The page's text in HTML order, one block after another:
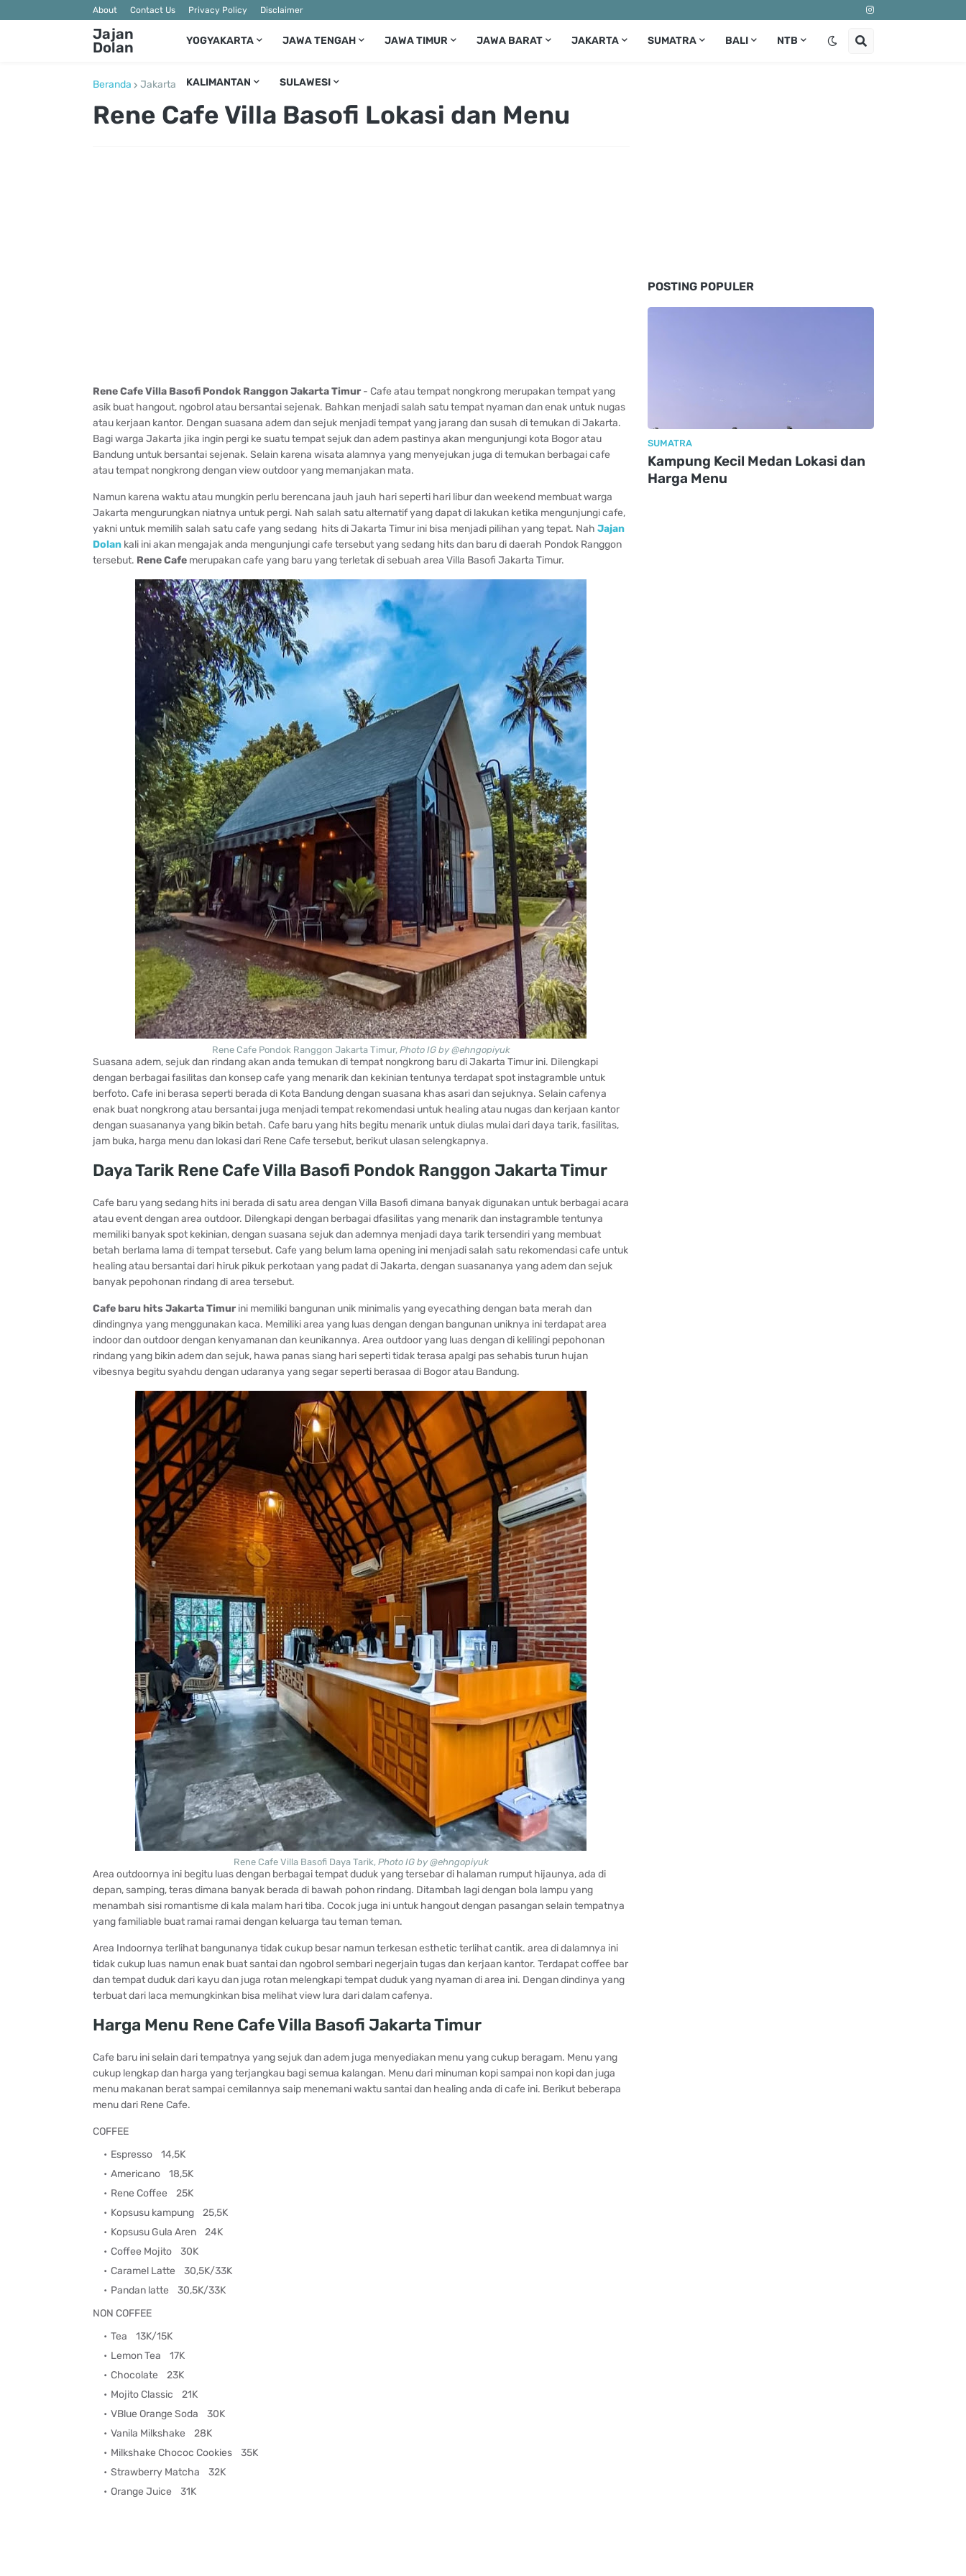
About Contact Us Privacy Policy Disclaimer
Jajan
Dolan YOGYAKARTA JAWA TENGAH JAWA TIMUR JAWA BARAT JAKARTA SUMATRA BALI NTB
KALIMANTAN SULAWESI
Beranda Jakarta
Rene Cafe Villa Basofi Lokasi dan Menu
Rene Cafe Villa Basofi Pondok Ranggon Jakarta Timur- Cafe atau tempat nongkrong merupakan tempat yang
asik buat hangout, ngobrol atau bersantai sejenak. Bahkan menjadi salah satu tempat nyaman dan enak untuk nugas
atau kerjaan kantor. Dengan suasana adem dan sejuk menjadi tempat yang jarang dan susah di temukan di Jakarta.
Bagi warga Jakarta jika ingin pergi ke suatu tempat sejuk dan adem pastinya akan mengunjungi kota Bogor atau
Bandung untuk bersantai sejenak. Selain karena wisata alamnya yang menyejukan juga di temukan berbagai cafe
atau tempat nongkrong dengan view outdoor yang memanjakan mata.
Namun karena waktu atau mungkin perlu berencana jauh jauh hari seperti hari libur dan weekend membuat warga
Jakarta mengurungkan niatnya untuk pergi. Nah salah satu alternatif yang dapat di lakukan ketika mengunjungi cafe,
yakni untuk memilih salah satu cafe yang sedang hits di Jakarta Timur ini bisa menjadi pilihan yang tepat. Nah Jajan
Dolankali ini akan mengajak anda mengunjungi cafe tersebut yang sedang hits dan baru di daerah Pondok Ranggon
tersebut. Rene Cafemerupakan cafe yang baru yang terletak di sebuah area Villa Basofi Jakarta Timur.
Rene Cafe Pondok Ranggon Jakarta Timur, Photo IG by @ehngopiyuk
Suasana adem, sejuk dan rindang akan anda temukan di tempat nongkrong baru di Jakarta Timur ini. Dilengkapi
dengan berbagai fasilitas dan konsep cafe yang menarik dan kekinian tentunya terdapat spot instagramble untuk
berfoto. Cafe ini berasa seperti berada di Kota Bandung dengan suasana khas asari dan sejuknya. Selain cafenya
enak buat nongkrong atau bersantai juga menjadi tempat rekomendasi untuk healing atau nugas dan kerjaan kantor
dengan suasananya yang bikin betah. Cafe baru yang hits begitu menarik untuk diulas mulai dari daya tarik, fasilitas,
jam buka, harga menu dan lokasi dari Rene Cafe tersebut, berikut ulasan selengkapnya.
Daya Tarik Rene Cafe Villa Basofi Pondok Ranggon Jakarta Timur
Cafe baru yang sedang hits ini berada di satu area dengan Villa Basofi dimana banyak digunakan untuk berbagai acara
atau event dengan area outdoor. Dilengkapi dengan berbagai dfasilitas yang menarik dan instagramble tentunya
memiliki banyak spot kekinian, dengan suasana sejuk dan ademnya menjadi daya tarik tersendiri yang membuat
betah berlama lama di tempat tersebut. Cafe yang belum lama opening ini menjadi salah satu rekomendasi cafe untuk
healing atau bersantai dari hiruk pikuk perkotaan yang padat di Jakarta, dengan suasananya yang adem dan sejuk
banyak pepohonan rindang di area tersebut.
Cafe baru hits Jakarta Timurini memiliki bangunan unik minimalis yang eyecathing dengan bata merah dan
dindingnya yang menggunakan kaca. Memiliki area yang luas dengan dengan bangunan uniknya ini terdapat area
indoor dan outdoor dengan kenyamanan dan keunikannya. Area outdoor yang luas dengan di kelilingi pepohonan
rindang yang bikin adem dan sejuk, hawa panas siang hari seperti tidak terasa apalgi pas sehabis turun hujan
vibesnya begitu syahdu dengan udaranya yang segar seperti berasaa di Bogor atau Bandung.
Rene Cafe Villa Basofi Daya Tarik, Photo IG by @ehngopiyuk
Area outdoornya ini begitu luas dengan berbagai tempat duduk yang tersebar di halaman rumput hijaunya, ada di
depan, samping, teras dimana banyak berada di bawah pohon rindang. Ditambah lagi dengan bola lampu yang
menambah sisi romantisme di kala malam hari tiba. Cocok juga ini untuk hangout dengan pasangan selain tempatnya
yang familiable buat ramai ramai dengan keluarga tau teman teman.
Area Indoornya terlihat bangunanya tidak cukup besar namun terkesan esthetic terlihat cantik. area di dalamnya ini
tidak cukup luas namun enak buat santai dan ngobrol sembari negerjain tugas dan kerjaan kantor. Terdapat coffee bar
dan tempat duduk dari kayu dan juga rotan melengkapi tempat duduk yang nyaman di area ini. Dengan dindinya yang
terbuat dari laca memungkinkan bisa melihat view lura dari dalam cafenya.
Harga Menu Rene Cafe Villa Basofi Jakarta Timur
Cafe baru ini selain dari tempatnya yang sejuk dan adem juga menyediakan menu yang cukup beragam. Menu yang
cukup lengkap dan harga yang terjangkau bagi semua kalangan. Menu dari minuman kopi sampai non kopi dan juga
menu makanan berat sampai cemilannya saip menemani waktu santai dan healing anda di cafe ini. Berikut beberapa
menu dari Rene Cafe.
COFFEE
Espresso14,5K
Americano18,5K
Rene Coffee 25K
Kopsusu kampung25,5K
Kopsusu Gula Aren24K
Coffee Mojito30K
Caramel Latte 30,5K/33K
Pandan latte 30,5K/33K
NON COFFEE
Tea 13K/15K
Lemon Tea 17K
Chocolate 23K
Mojito Classic 21K
VBlue Orange Soda 30K
Vanila Milkshake 28K
Milkshake Chococ Cookies35K
Strawberry Matcha 32K
Orange Juice 31K
POSTING POPULER
SUMATRA
Kampung Kecil Medan Lokasi dan
Harga Menu